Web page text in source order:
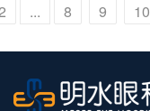
... 8 9 10